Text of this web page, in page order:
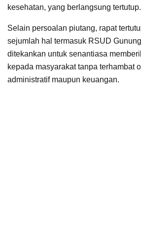
kesehatan, yang berlangsung tertutup.
Selain persoalan piutang, rapat
sejumlah hal termasuk RSUD
ditekankan untuk senantiasa
kepada masyarakat tanpa terhambat
administratif maupun keuangan.